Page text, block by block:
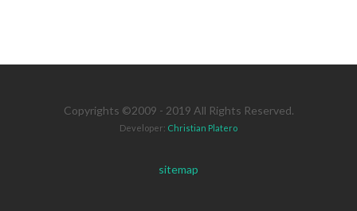
Copyrights ©2009 - 2019 All Rights Reserved.
Developer: Christian Platero
sitemap